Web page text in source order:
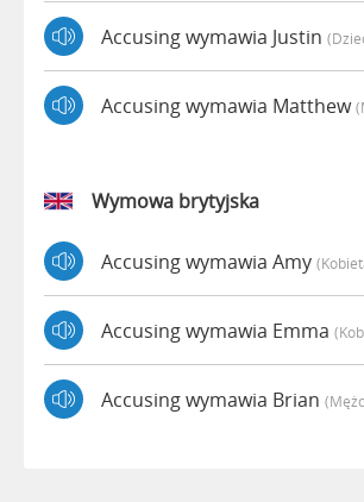
Accusing wymawia Justin
Accusing wymawia Matthew
Wymowa brytyjska
Accusing wymawia Amy
Accusing wymawia Emma
Accusing wymawia Brian